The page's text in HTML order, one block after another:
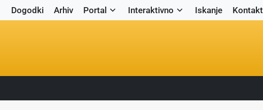
Dogodki Arhiv Portal Interaktivno Iskanje Kontakt